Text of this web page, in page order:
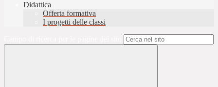
Didattica
Offerta formativa
I progetti delle classi